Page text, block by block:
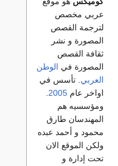
عربي مخصص
لترجمة القصص
المصورة و نشر
ثقافة القصص
المصورة في الوطن
العربي . تأسس في
اواخر عام 2005
ومؤسسيه هم
المهندسان طارق
محمود و أحمد عبده
ولكن الموقع الان
تحت إدارة و